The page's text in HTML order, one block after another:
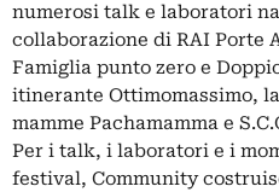
numerosi talk e laboratori
collaborazione di RAI Porte
Famiglia punto zero e
itinerante Ottimomassimo,
mamme Pachamamma e
Per i talk, i laboratori e i
festival, Community